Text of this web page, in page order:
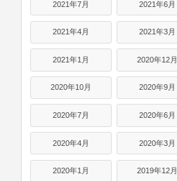
2021年7月 2021年6月
2021年4月 2021年3月
2021年1月 2020年12月
2020年10月 2020年9月
2020年7月 2020年6月
2020年4月 2020年3月
2020年1月 2019年12月